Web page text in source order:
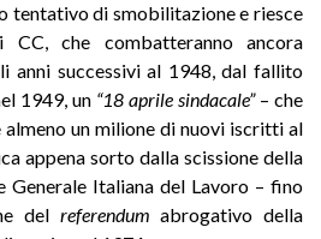
tentativo di smobilitazione e riesce
che combatteranno ancora
anni successivi al 1948, dal fallito
1949, un “18 aprile sindacale”– che
un milione di nuovi iscritti al
appena sorto dalla scissione della
Generale Italiana del Lavoro – fino
del referendum abrogativo della